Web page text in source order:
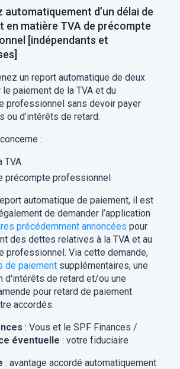
automatiquement d’un délai de
en matière TVA de précompte
[indépendants et
un report automatique de deux
paiement de la TVA et du
professionnel sans devoir payer
ou d’intérêts de retard.
:
TVA
précompte professionnel
automatique de paiement, il est
de demander l’application
précédemment annoncées pour
des dettes relatives à la TVA et au
professionnel. Via cette demande,
de paiementsupplémentaires, une
d'intérêts de retard et/ou une
pour retard de paiement
accordés.
: Vous et le SPF Finances /
éventuelle : votre fiduciaire
: avantage accordé automatiquement